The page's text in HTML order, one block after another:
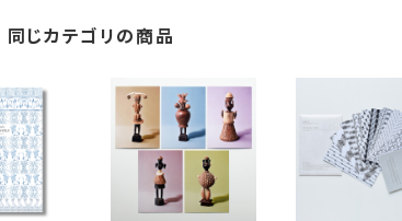
同じカテゴリの商品